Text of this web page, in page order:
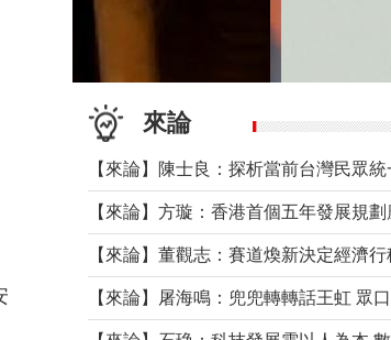
來論
【來論】董觀志：賽道煥新決定經濟行